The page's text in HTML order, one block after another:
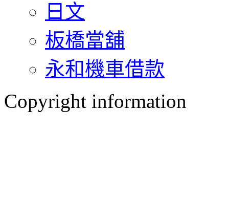
日文
板橋當舖
永和機車借款
Copyright information